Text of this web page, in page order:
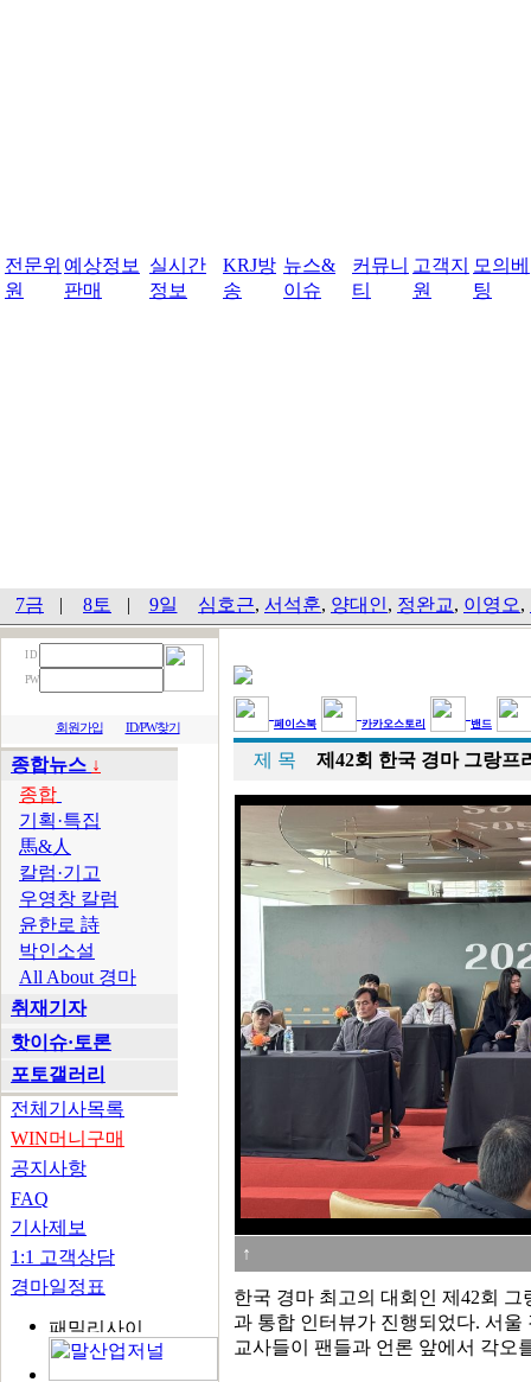
전문위
원
예상정보
판매
실시간
정보
KRJ방
송
뉴스&
이슈
커뮤니
티
고객지
원
모의베
팅
7금 | 8토 | 9일 심호근, 서석훈, 양대인, 정완교, 이영오,
I D
PW
회원가입 ID/PW찾기
종합뉴스 ↓
종합
기획·특집
馬&人
칼럼·기고
우영창 칼럼
윤한로 詩
박인소설
All About 경마
취재기자
핫이슈·토론
포토갤러리
전체기사목록
WIN머니구매
공지사항
FAQ
기사제보
1:1 고객상담
경마일정표
페이스북 카카오스토리 밴드
제 목 제42회 한국 경마 그랑프
↑
한국 경마 최고의 대회인 제42회
과 통합 인터뷰가 진행되었다. 서
교사들이 팬들과 언론 앞에서 각오